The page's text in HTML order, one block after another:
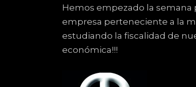
Hemos empezado la semana
empresa perteneciente a la
estudiando la fiscalidad de
económica!!!